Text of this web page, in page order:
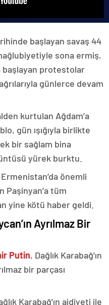
başlayan savaş 44
sona ermiş,
başlayan protestolar
günlerce devam
kurtulan Ağdam’a
gün ışığıyla birlikte
bir sağlam bina
yürek burktu.
önemli
tüm
yine kötü haber geldi.
Ayrılmaz Bir
Putin, Dağlık Karabağ’ın
bir parçası
Karabağ’ın aidiyeti ile